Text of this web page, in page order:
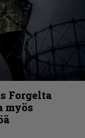
Forgelta
myös